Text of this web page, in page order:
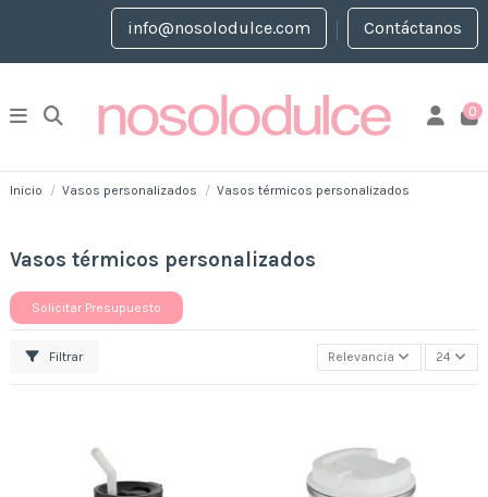
info@nosolodulce.com Contáctanos
0
Inicio Vasos personalizados Vasos térmicos personalizados
Vasos térmicos personalizados
Solicitar Presupuesto
Filtrar Relevancia 24